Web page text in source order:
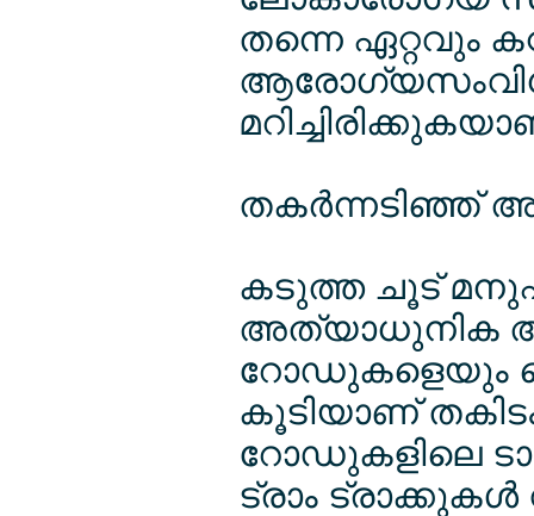
തന്നെ ഏറ്റവും
തകര്‍ന്നടിഞ്ഞ്
കടുത്ത ചൂട്
അത്യാധുനിക
റോഡുകളെയും
കൂടിയാണ്
റോഡുകളിലെ
ട്രാം